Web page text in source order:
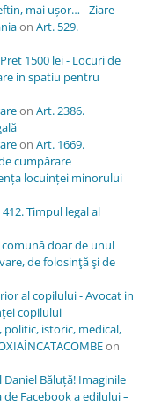
mai ușor… - Ziare
on Art. 529.
1500 lei - Locuri de
in spatiu pentru
on Art. 2386.
on Art. 1669.
cumpărare
locuinței minorului
Timpul legal al
doar de unul
de folosinţă şi de
al copilului - Avocat in
copilului
istoric, medical,
on
Băluță! Imaginile
Facebook a edilului –